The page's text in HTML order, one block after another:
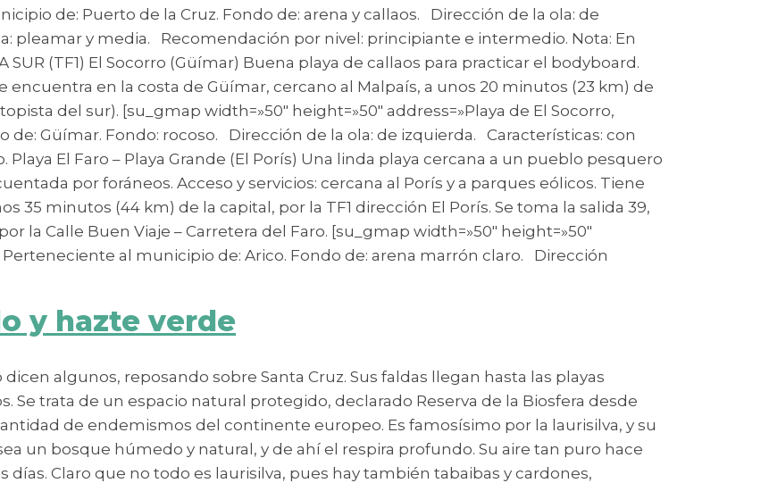
de: Puerto de la Cruz. Fondo de: arena y callaos. Dirección de la ola: de
pleamar y media. Recomendación por nivel: principiante e intermedio. Nota: En
(TF1) El Socorro (Güímar) Buena playa de callaos para practicar el bodyboard.
encuentra en la costa de Güímar, cercano al Malpaís, a unos 20 minutos (23 km) de
del sur). [su_gmap width=»50″ height=»50″ address=»Playa de El Socorro,
Güímar. Fondo: rocoso. Dirección de la ola: de izquierda. Características: con
El Faro – Playa Grande (El Porís) Una linda playa cercana a un pueblo pesquero
por foráneos. Acceso y servicios: cercana al Porís y a parques eólicos. Tiene
35 minutos (44 km) de la capital, por la TF1 dirección El Porís. Se toma la salida 39,
la Calle Buen Viaje – Carretera del Faro. [su_gmap width=»50″ height=»50″
Perteneciente al municipio de: Arico. Fondo de: arena marrón claro. Dirección
y hazte verde
algunos, reposando sobre Santa Cruz. Sus faldas llegan hasta las playas
Se trata de un espacio natural protegido, declarado Reserva de la Biosfera desde
de endemismos del continente europeo. Es famosísimo por la laurisilva, y su
un bosque húmedo y natural, y de ahí el respira profundo. Su aire tan puro hace
Claro que no todo es laurisilva, pues hay también tabaibas y cardones,